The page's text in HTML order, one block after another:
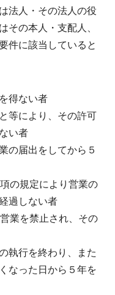
法人・その法人の役
その本人・支配人、
件に該当していると
得ない者
等により、その許可
い者
の届出をしてから５
の規定により営業の
過しない者
業を禁止され、その
執行を終わり、また
なった日から５年を